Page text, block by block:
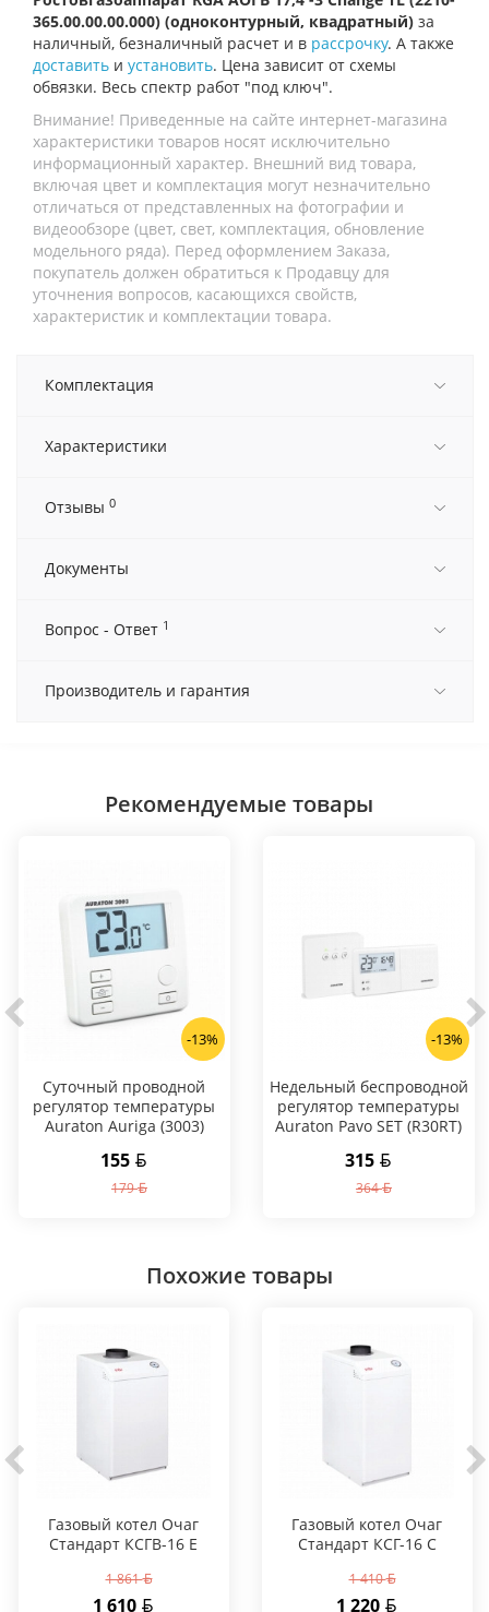
365.00.00.00.000) (одноконтурный, квадратный) за
наличный, безналичный расчет и в рассрочку. А также
доставить и установить. Цена зависит от схемы
обвязки. Весь спектр работ "под ключ".
Внимание! Приведенные на сайте интернет-магазина
характеристики товаров носят исключительно
информационный характер. Внешний вид товара,
включая цвет и комплектация могут незначительно
отличаться от представленных на фотографии и
видеообзоре (цвет, свет, комплектация, обновление
модельного ряда). Перед оформлением Заказа,
покупатель должен обратиться к Продавцу для
уточнения вопросов, касающихся свойств,
характеристик и комплектации товара.
Комплектация
Характеристики
Отзывы 0
Документы
Вопрос - Ответ 1
Производитель и гарантия
Рекомендуемые товары
-13%
Суточный проводной
регулятор температуры
Auraton Auriga (3003)
155
179
-13%
Hедельный беспроводной
регулятор температуры
Auraton Pavo SET (R30RT)
315
364
Похожие товары
Газовый котел Очаг
Стандарт КСГВ-16 Е
1 861
1 610
Газовый котел Очаг
Стандарт КСГ-16 С
1 410
1 220